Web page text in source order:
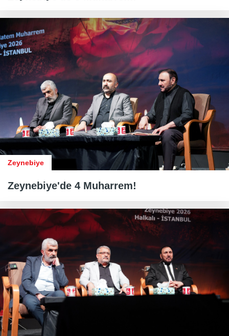
Zeynebiye
Zeynebiye'de 4 Muharrem!